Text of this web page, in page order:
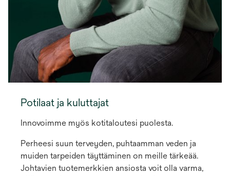
Potilaat ja kuluttajat
Innovoimme myös kotitaloutesi puolesta.
Perheesi suun terveyden, puhtaamman veden ja
muiden tarpeiden täyttäminen on meille tärkeää.
Johtavien tuotemerkkien ansiosta voit olla varma,